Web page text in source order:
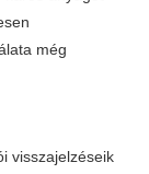
még
visszajelzéseik